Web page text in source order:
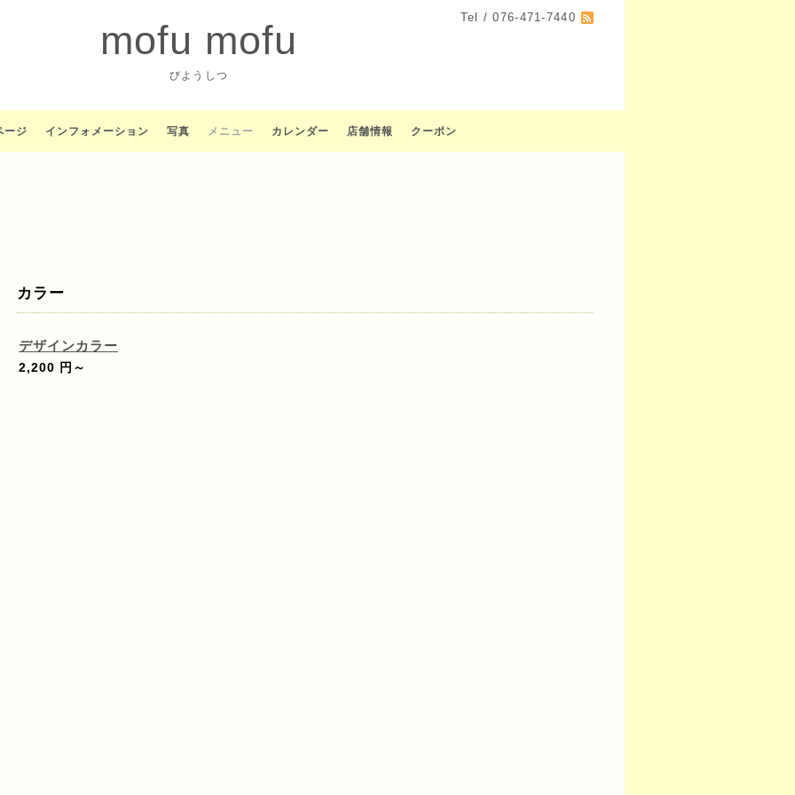
Tel / 076-471-7440
mofu mofu
びようしつ
ージ インフォメーション 写真 メニュー カレンダー 店舗情報 クーポン
カラー
デザインカラー
2,200 円～